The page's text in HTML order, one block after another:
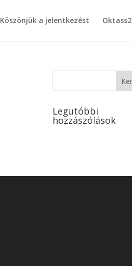
Köszönjük a jelentkezést Oktass2
Legutóbbi
hozzászólások